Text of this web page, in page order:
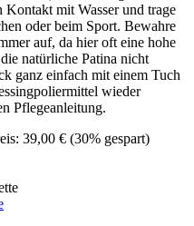
Kontakt mit Wasser und trage
oder beim Sport. Bewahre
auf, da hier oft eine hohe
natürliche Patina nicht
ganz einfach mit einem Tuch
wieder
Pflegeanleitung.
39,00 € (30% gespart)